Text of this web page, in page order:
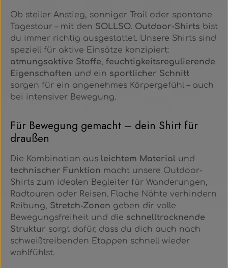
Ob steiler Anstieg, sonniger Trail oder spontane
Tagestour – mit den SOLLSO. Outdoor-Shirts bist
du immer richtig ausgestattet. Unsere Shirts sind
speziell für aktive Einsätze konzipiert:
atmungsaktive Stoffe, feuchtigkeitsregulierende
Eigenschaften und ein sportlicher Schnitt
sorgen für ein angenehmes Körpergefühl – auch
bei intensiver Bewegung.
Für Bewegung gemacht – dein Shirt für
draußen
Die Kombination aus leichtem Material und
technischer Funktion macht unsere Outdoor-
Shirts zum idealen Begleiter für Wanderungen,
Radtouren oder Reisen. Flache Nähte verhindern
Reibung, Stretch-Zonen geben dir volle
Bewegungsfreiheit und die schnelltrocknende
Struktur sorgt dafür, dass du dich auch nach
schweißtreibenden Etappen schnell wieder
wohlfühlst.